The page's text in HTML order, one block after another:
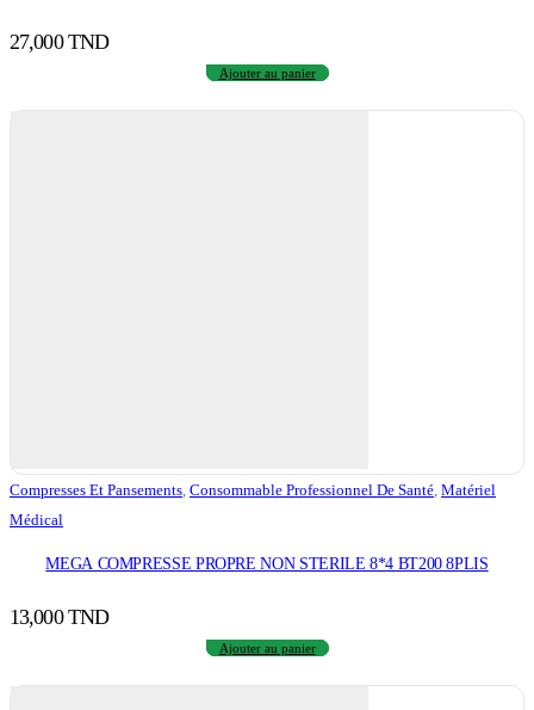
27,000TND
Ajouter au panier
Compresses Et Pansements, Consommable Professionnel De Santé, Matériel
Médical
MEGA COMPRESSE PROPRE NON STERILE 8*4 BT200 8PLIS
13,000TND
Ajouter au panier